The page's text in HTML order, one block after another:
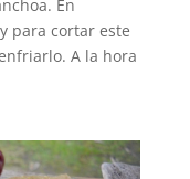
En
para cortar este
A la hora